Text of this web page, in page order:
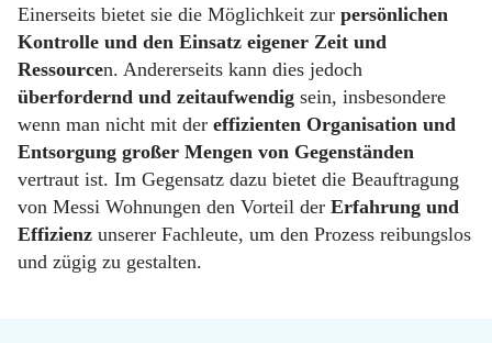
Einerseits bietet sie die Möglichkeit zur persönlichen
Kontrolle und den Einsatz eigener Zeit und
Ressourcen. Andererseits kann dies jedoch
überfordernd und zeitaufwendig sein, insbesondere
wenn man nicht mit der effizienten Organisation und
Entsorgung großer Mengen von Gegenständen
vertraut ist. Im Gegensatz dazu bietet die Beauftragung
von Messi Wohnungen den Vorteil der Erfahrung und
Effizienz unserer Fachleute, um den Prozess reibungslos
und zügig zu gestalten.